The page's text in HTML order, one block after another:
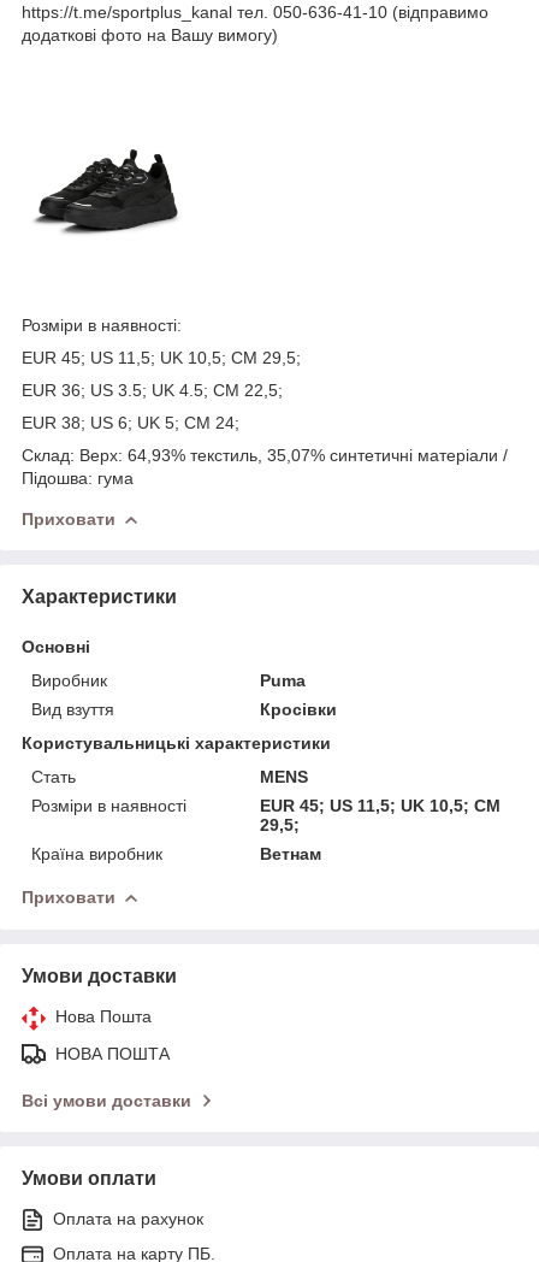
https://t.me/sportplus_kanal тел. 050-636-41-10 (відправимо
додаткові фото на Вашу вимогу)
Розміри в наявності:
EUR 45; US 11,5; UK 10,5; CM 29,5;
EUR 36; US 3.5; UK 4.5; CM 22,5;
EUR 38; US 6; UK 5; CM 24;
Склад: Верх: 64,93% текстиль, 35,07% синтетичні матеріали /
Підошва: гума
Приховати
Характеристики
Основні
Виробник
Puma
Вид взуття
Кросівки
Користувальницькі характеристики
Стать
MENS
Розміри в наявності
EUR 45; US 11,5; UK 10,5; CM
29,5;
Країна виробник
Ветнам
Приховати
Умови доставки
Нова Пошта
НОВА ПОШТА
Всі умови доставки
Умови оплати
Оплата на рахунок
Оплата на карту ПБ.